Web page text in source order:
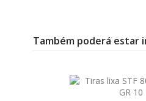
Também poderá estar